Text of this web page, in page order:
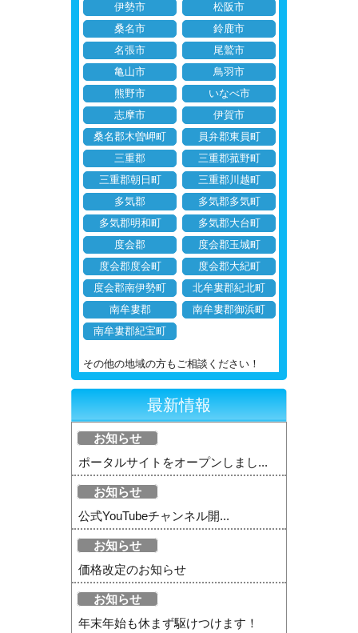
伊勢市
松阪市
桑名市
鈴鹿市
名張市
尾鷲市
亀山市
鳥羽市
熊野市
いなべ市
志摩市
伊賀市
桑名郡木曽岬町
員弁郡東員町
三重郡
三重郡菰野町
三重郡朝日町
三重郡川越町
多気郡
多気郡多気町
多気郡明和町
多気郡大台町
度会郡
度会郡玉城町
度会郡度会町
度会郡大紀町
度会郡南伊勢町
北牟婁郡紀北町
南牟婁郡
南牟婁郡御浜町
南牟婁郡紀宝町
その他の地域の方もご相談ください！
最新情報
お知らせ
ポータルサイトをオープンしまし...
お知らせ
公式YouTubeチャンネル開...
お知らせ
価格改定のお知らせ
お知らせ
年末年始も休まず駆けつけます！